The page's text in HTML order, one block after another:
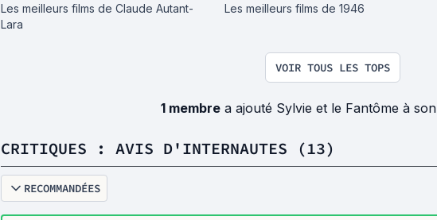
Les meilleurs films de Claude Autant-
Lara
Les meilleurs films de 1946
VOIR TOUS LES TOPS
1 membrea ajouté Sylvie et le Fantôme à son
CRITIQUES : AVIS D'INTERNAUTES (13)
RECOMMANDÉES